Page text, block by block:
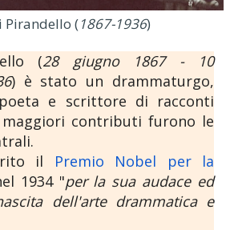
Pirandello (1867-1936)
(28 giugno 1867 - 10
) è stato un drammaturgo,
e scrittore di racconti
contributi furono le
il Premio Nobel per la
1934 "per la sua audace ed
dell'arte drammatica e